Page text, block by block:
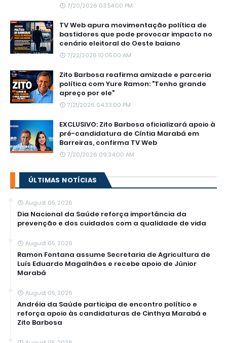
7/20/2026 03:54:00 PM
TV Web apura movimentação política de
bastidores que pode provocar impacto no
cenário eleitoral do Oeste baiano
7/22/2026 10:05:00 AM
Zito Barbosa reafirma amizade e parceria
política com Yure Ramon: "Tenho grande
apreço por ele"
7/21/2026 04:33:00 PM
EXCLUSIVO: Zito Barbosa oficializará apoio à
pré-candidatura de Cíntia Marabá em
Barreiras, confirma TV Web
7/20/2026 09:34:00 AM
ÚLTIMAS NOTÍCIAS
August 05, 2026
Dia Nacional da Saúde reforça importância da
prevenção e dos cuidados com a qualidade de vida
August 05, 2026
Ramon Fontana assume Secretaria de Agricultura de
Luís Eduardo Magalhães e recebe apoio de Júnior
Marabá
August 05, 2026
Andréia da Saúde participa de encontro político e
reforça apoio às candidaturas de Cinthya Marabá e
Zito Barbosa